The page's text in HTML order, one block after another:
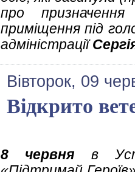
про
приміщення під
адміністрації
Вівторок, 09
Відкрито
8 червня в